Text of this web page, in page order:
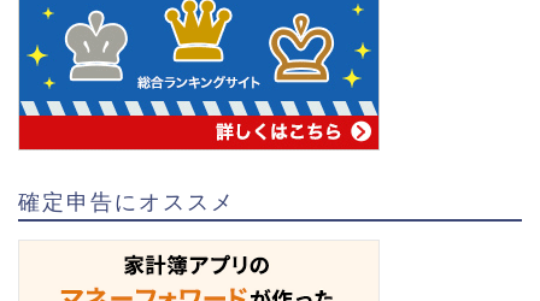
確定申告にオススメ